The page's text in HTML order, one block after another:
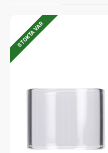
STOKTA VAR